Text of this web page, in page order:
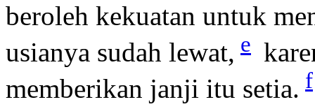
beroleh kekuatan untuk
usianya sudah lewat, e
memberikan janji itu setia. f